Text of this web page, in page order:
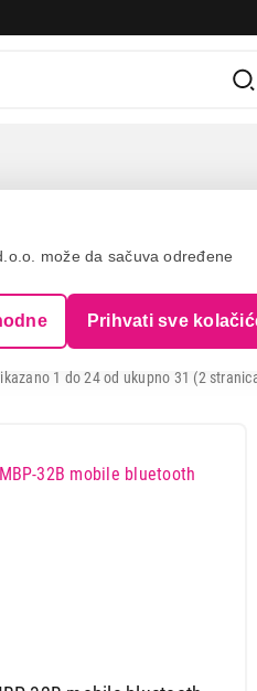
može da sačuva određene
Prihvati sve
1 do 24 od ukupno 31 (2